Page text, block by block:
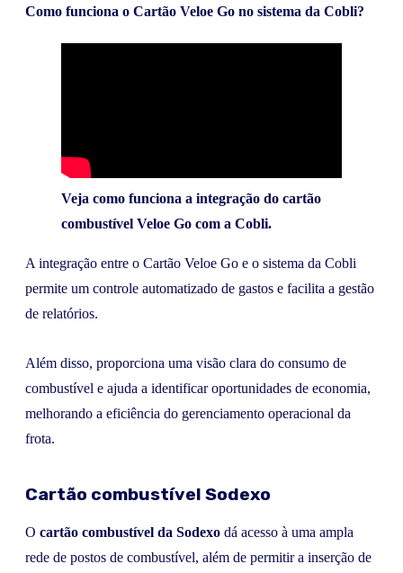
Como funciona o Cartão Veloe Go no sistema da Cobli?
Veja como funciona a integração do cartão
combustível Veloe Go com a Cobli.
A integração entre o Cartão Veloe Go e o sistema da Cobli
permite um controle automatizado de gastos e facilita a gestão
de relatórios.
Além disso, proporciona uma visão clara do consumo de
combustível e ajuda a identificar oportunidades de economia,
melhorando a eficiência do gerenciamento operacional da
frota.
Cartão combustível Sodexo
O cartão combustível da Sodexo dá acesso à uma ampla
rede de postos de combustível, além de permitir a inserção de